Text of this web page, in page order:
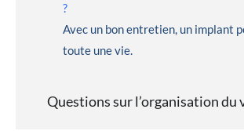
?
Avec un bon entretien, un implant
toute une vie.
Questions sur l’organisation du